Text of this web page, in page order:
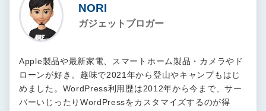
NORI
ガジェットブロガー
Apple製品や最新家電、スマートホーム製品・カメラやド
ローンが好き。趣味で2021年から登山やキャンプもはじ
めました。WordPress利用歴は2012年から今まで、サー
バーいじったりWordPressをカスタマイズするのが得